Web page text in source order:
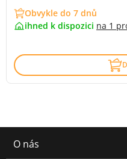
Obvykle do 7 dnů
ihned k dispozici na 1
O nás